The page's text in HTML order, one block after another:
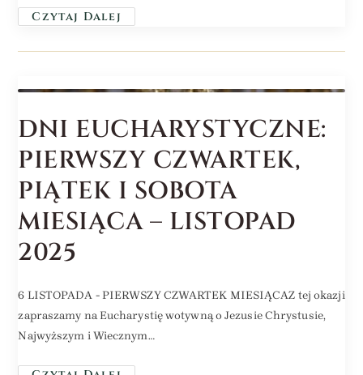
Czytaj Dalej
DNI EUCHARYSTYCZNE:
PIERWSZY CZWARTEK,
PIĄTEK I SOBOTA
MIESIĄCA – LISTOPAD
2025
6 LISTOPADA - PIERWSZY CZWARTEK MIESIĄCAZ tej okazji
zapraszamy na Eucharystię wotywną o Jezusie Chrystusie,
Najwyższym i Wiecznym…